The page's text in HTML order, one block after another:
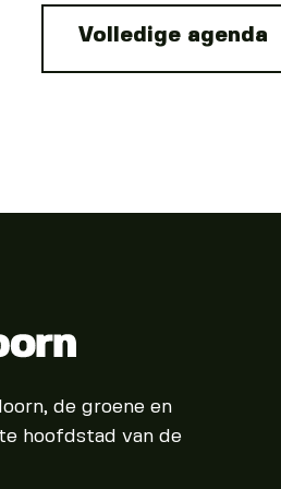
Volledige agenda
de groene en
hoofdstad van de